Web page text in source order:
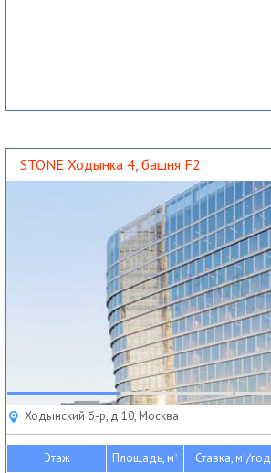
STONE Ходынка 4, башня F2
Ходынский б-р, д 10, Москва
Этаж Площадь, м2 Ставка, м2/год